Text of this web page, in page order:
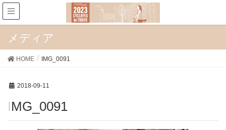
メディア
HOME IMG_0091
2018-09-11
IMG_0091